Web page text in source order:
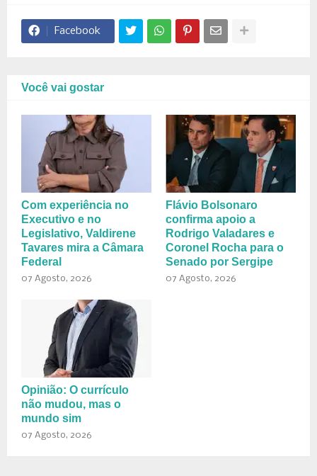
Facebook
Você vai gostar
Com experiência no
Executivo e no
Legislativo, Valdirene
Tavares mira a Câmara
Federal
07 Agosto, 2026
Flávio Bolsonaro
confirma apoio a
Rodrigo Valadares e
Coronel Rocha para o
Senado por Sergipe
07 Agosto, 2026
Opinião: O currículo
não mudou, mas o
mundo sim
07 Agosto, 2026